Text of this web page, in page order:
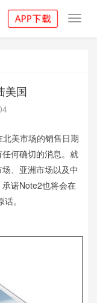
美国
美市场的销售日期
何确切的消息。就
、亚洲市场以及中
诺Note2也将会在
。